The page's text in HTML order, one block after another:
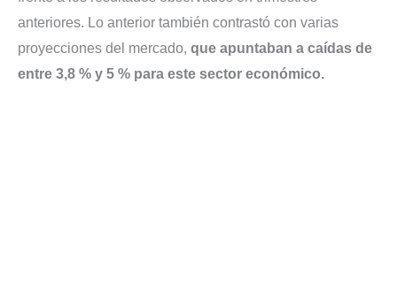
anteriores. Lo anterior también contrastó con varias
proyecciones del mercado, que apuntaban a caídas de
entre 3,8 % y 5 % para este sector económico.